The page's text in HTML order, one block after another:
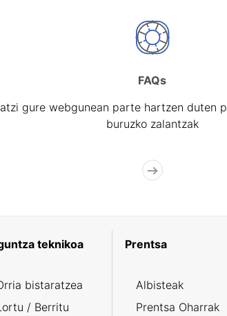
FAQs
gure webgunean parte hartzen duten
buruzko zalantzak
teknikoa
bistaratzea
/ Berritu
Prentsa
Albisteak
Prentsa Oharrak